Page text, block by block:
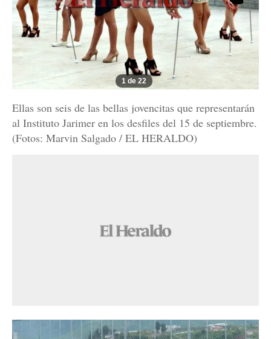
1 de 22
Ellas son seis de las bellas jovencitas que representarán
al Instituto Jarimer en los desfiles del 15 de septiembre.
(Fotos: Marvin Salgado / EL HERALDO)